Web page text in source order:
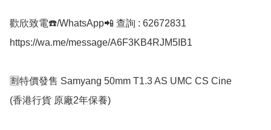
歡欣致電☎️/WhatsApp📲 查詢 : 62672831
https://wa.me/message/A6F3KB4RJM5IB1
🈹特價發售 Samyang 50mm T1.3 AS UMC CS Cine
(香港行貨 原廠2年保養)